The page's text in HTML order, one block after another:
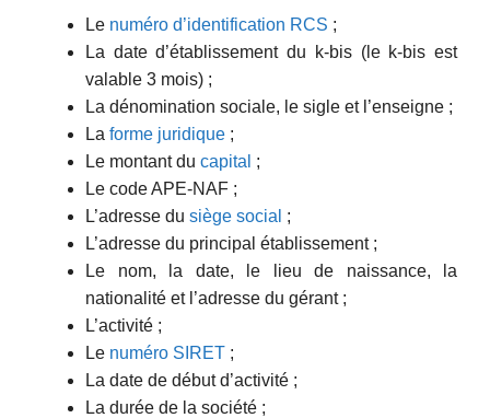
Le numéro d’identification RCS ;
La date d’établissement du k-bis (le k-bis est
valable 3 mois) ;
La dénomination sociale, le sigle et l’enseigne ;
La forme juridique ;
Le montant du capital ;
Le code APE-NAF ;
L’adresse du siège social ;
L’adresse du principal établissement ;
Le nom, la date, le lieu de naissance, la
nationalité et l’adresse du gérant ;
L’activité ;
Le numéro SIRET ;
La date de début d’activité ;
La durée de la société ;